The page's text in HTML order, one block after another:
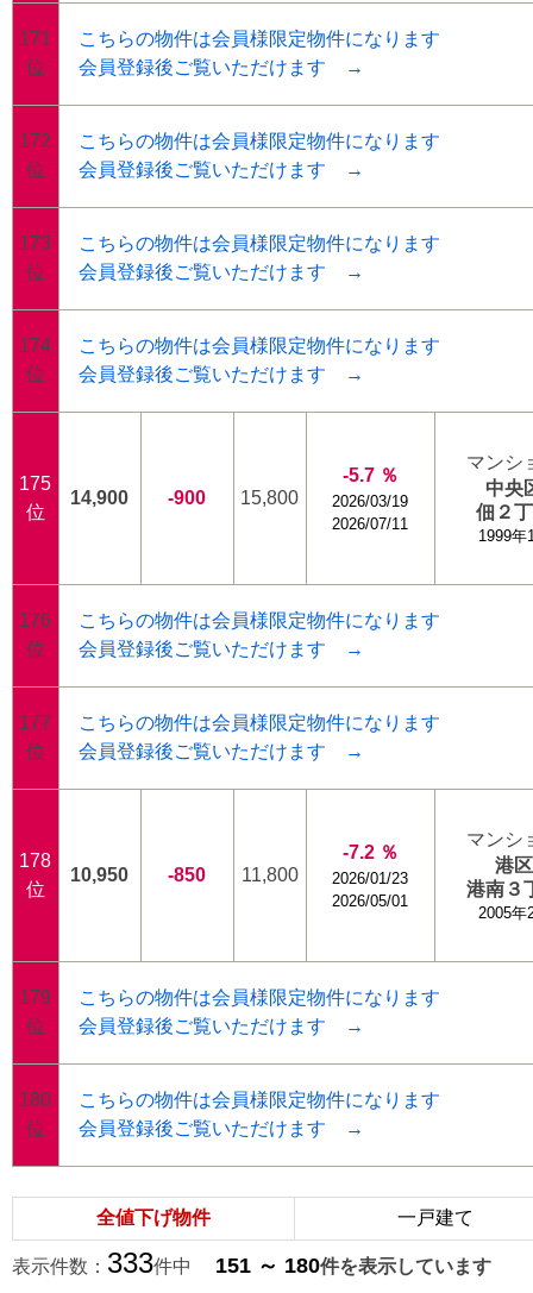
171
位
こちらの物件は会員様限定物件になります
会員登録後ご覧いただけます →
172
位
こちらの物件は会員様限定物件になります
会員登録後ご覧いただけます →
173
位
こちらの物件は会員様限定物件になります
会員登録後ご覧いただけます →
174
位
こちらの物件は会員様限定物件になります
会員登録後ご覧いただけます →
175
位
14,900 -900 15,800
-5.7 ％
2026/03/19
2026/07/11
マンシ
中央
佃２
1999年
176
位
こちらの物件は会員様限定物件になります
会員登録後ご覧いただけます →
177
位
こちらの物件は会員様限定物件になります
会員登録後ご覧いただけます →
178
位
10,950 -850 11,800
-7.2 ％
2026/01/23
2026/05/01
マンシ
港区
港南３
2005年
179
位
こちらの物件は会員様限定物件になります
会員登録後ご覧いただけます →
180
位
こちらの物件は会員様限定物件になります
会員登録後ご覧いただけます →
全値下げ物件 一戸建て
表示件数： 333件中 151 ～ 180件を表示していま